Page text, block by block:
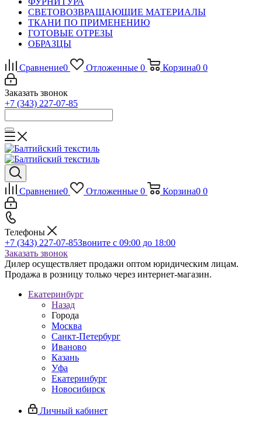
СВЕТОВОЗВРАЩАЮЩИЕ МАТЕРИАЛЫ
ТКАНИ ПО ПРИМЕНЕНИЮ
ГОТОВЫЕ ОТРЕЗЫ
ОБРАЗЦЫ
Сравнение0 Отложенные 0 Корзина0 0
Заказать звонок
+7 (343) 227-07-85
Сравнение0 Отложенные 0 Корзина0 0
Телефоны
+7 (343) 227-07-85Звоните с 09:00 до 18:00
Заказать звонок
Дилер осуществляет продажи оптом юридическим лицам.
Продажа в розницу только через интернет-магазин.
Екатеринбург
Назад
Города
Москва
Санкт-Петербург
Иваново
Казань
Уфа
Екатеринбург
Новосибирск
Личный кабинет